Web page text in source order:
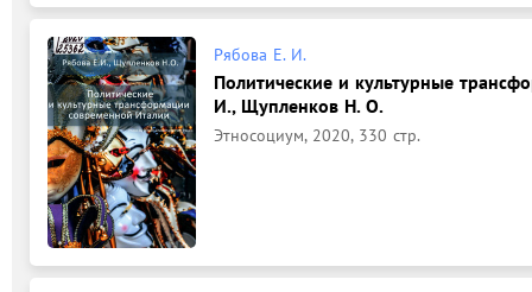
Рябова Е. И.
Политические и культурные
И., Щупленков Н. О.
Этносоциум, 2020, 330 стр.